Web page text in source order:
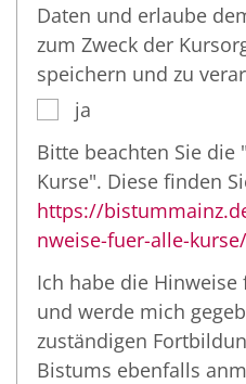
Daten und erlaube
zum Zweck der
speichern und zu
ja
Bitte beachten Sie die
Kurse". Diese finden
https://
nweise-fuer-alle-kurse/
Ich habe die Hinweise
und werde mich
zuständigen
Bistums ebenfalls